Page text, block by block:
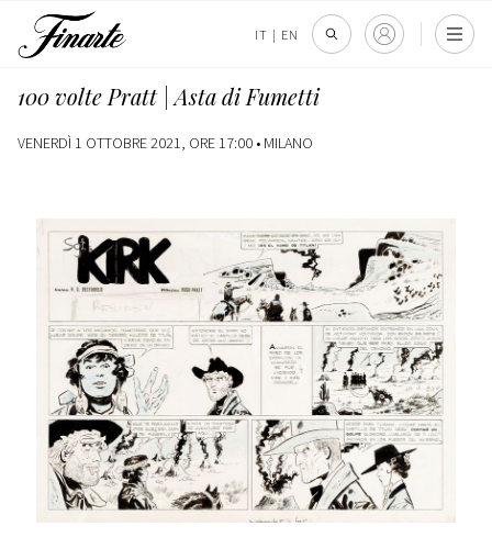
IT | EN
100 volte Pratt | Asta di Fumetti
VENERDÌ 1 OTTOBRE 2021, ORE 17:00 • MILANO